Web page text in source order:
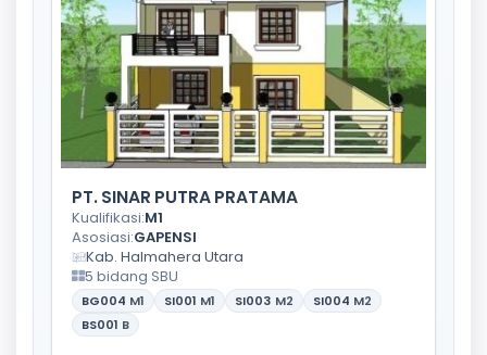
PT. SINAR PUTRA PRATAMA
Kualifikasi:M1
Asosiasi:GAPENSI
Kab. Halmahera Utara
5 bidang SBU
BG004 M1 SI001 M1 SI003 M2 SI004 M2
BS001 B